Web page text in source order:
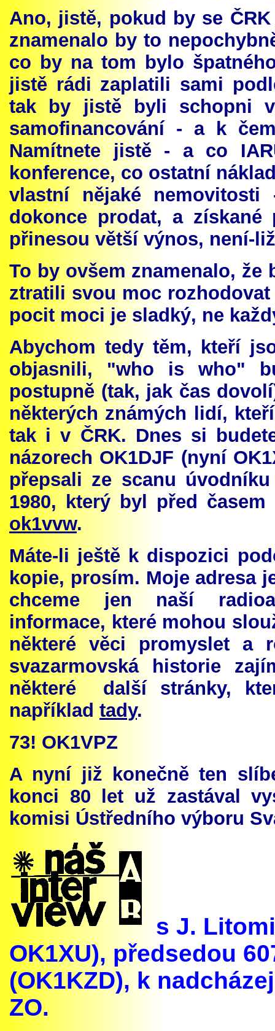
Ano, jistě, pokud by se
znamenalo by to
co by na tom bylo
jistě rádi zaplatili sami
tak by jistě byli schopni
samofinancování - a k
Namítnete jistě - a co
konference, co ostatní
vlastní nějaké
dokonce prodat, a získané
přinesou větší výnos, není-
To by ovšem znamenalo,
ztratili svou moc
pocit moci je sladký, ne
Abychom tedy těm, kteří
objasnili, "who is who"
postupně (tak, jak čas
některých známých lidí,
tak i v ČRK. Dnes si
názorech OK1DJF (nyní
přepsali ze scanu
1980, který byl před
ok1vvw.
Máte-li ještě k dispozici
kopie, prosím. Moje adresa
chceme jen naší
informace, které mohou
některé věci promyslet a
svazarmovská historie
některé další stránky,
například tady.
73! OK1VPZ
A nyní již konečně ten
konci 80 let už zastával
komisi Ústředního výboru
s J.
OK1XU), předsedou
(OK1KZD), k
ZO.